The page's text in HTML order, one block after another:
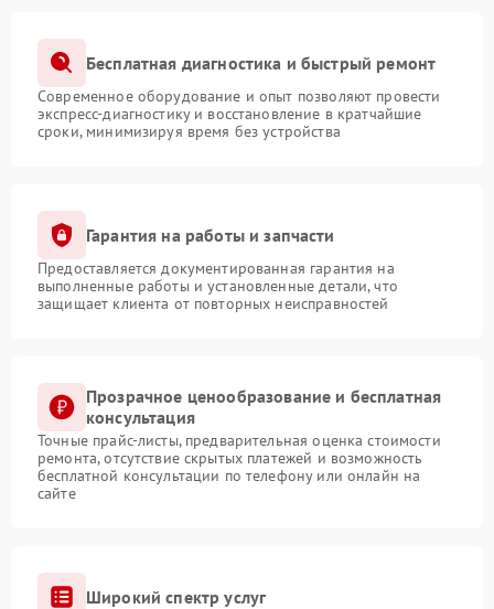
Бесплатная диагностика и быстрый ремонт
Современное оборудование и опыт позволяют провести
экспресс-диагностику и восстановление в кратчайшие
сроки, минимизируя время без устройства
Гарантия на работы и запчасти
Предоставляется документированная гарантия на
выполненные работы и установленные детали, что
защищает клиента от повторных неисправностей
Прозрачное ценообразование и бесплатная
консультация
Точные прайс-листы, предварительная оценка стоимости
ремонта, отсутствие скрытых платежей и возможность
бесплатной консультации по телефону или онлайн на
сайте
Широкий спектр услуг